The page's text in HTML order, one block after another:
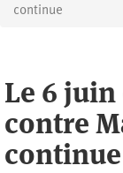
continue
Le 6
contre
continue